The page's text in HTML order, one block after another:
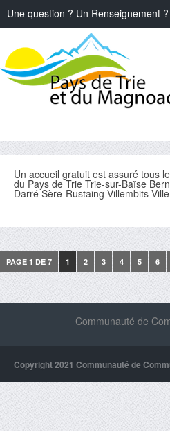
Une question ? Un Renseignement
Un accueil gratuit est assuré tous
du Pays de Trie Trie-sur-Baïse
Darré Sère-Rustaing Villembits
PAGE 1 DE 7 1 2 3 4 5 6
Communauté de
Copyright 2021 Communauté de